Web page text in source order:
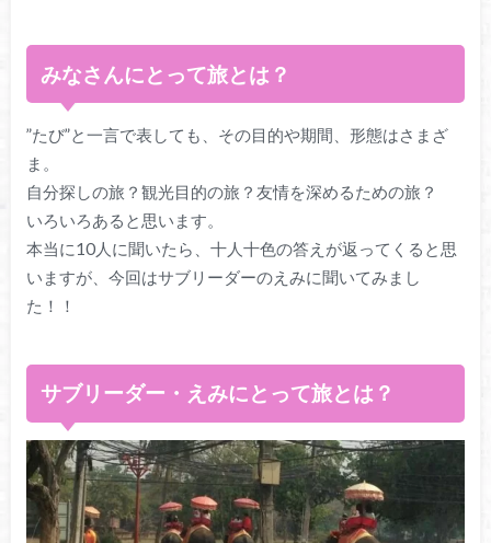
みなさんにとって旅とは？
”たび”と一言で表しても、その目的や期間、形態はさまざ
ま。
自分探しの旅？観光目的の旅？友情を深めるための旅？
いろいろあると思います。
本当に10人に聞いたら、十人十色の答えが返ってくると思
いますが、今回はサブリーダーのえみに聞いてみまし
た！！
サブリーダー・えみにとって旅とは？